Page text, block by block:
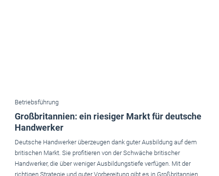
Handwerker, die über weniger Ausbildungstiefe verfügen. Mit der
Perspektiven für deutsche Mittelständler.